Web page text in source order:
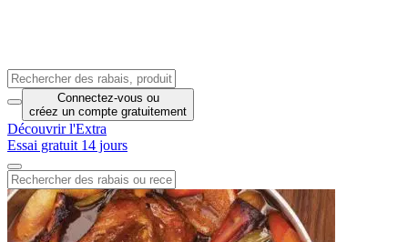
Connectez-vous ou
créez un compte gratuitement
Découvrir l'Extra
Essai gratuit 14 jours